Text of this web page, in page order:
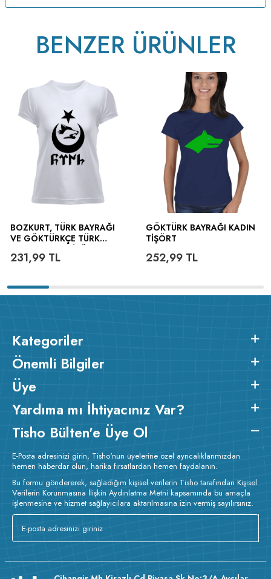
BENZER ÜRÜNLER
BOZKURT, TÜRK BAYRAĞI
VE GÖKTÜRKÇE TÜRK
231,99 TL
GÖKTÜRK BAYRAĞI KADIN
TIŞÖRT
252,99TL
Kategoriler
Önemli Bilgiler
Üye
Yardıma mı İhtiyacınız Var?
Tisho Bülten'e Üye Ol
E-Posta adresinizi girin, Tisho'nun üyelerine özel ayrıcalıklarımızdan
hemen haberdar olun, harika fırsatlardan hemen faydalanın.
Bu formu göndererek, sağladığım kişisel verilerin Tisho tarafından Kişisel
Verilerin Korunmasına İlişkin Aydınlatma Metni kapsamında bu amaçla
işlenmesine ve hizmet sağlayıcılara aktarılmasına izin vermiş sayılırsınız.